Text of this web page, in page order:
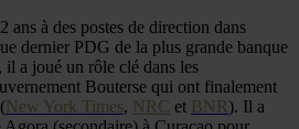
ans à des postes de direction dans
dernier PDG de la plus grande banque
a joué un rôle clé dans les
Bouterse qui ont finalement
New York Times, NRC et BNR). Il a